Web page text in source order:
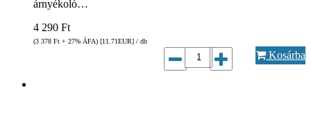
árnyékoló…
4 290 Ft
(3 378 Ft + 27% ÁFA) [11.71EUR] / db
Kosárba